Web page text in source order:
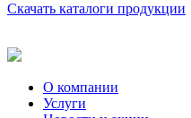
Скачать каталоги продукции
О компании
Услуги